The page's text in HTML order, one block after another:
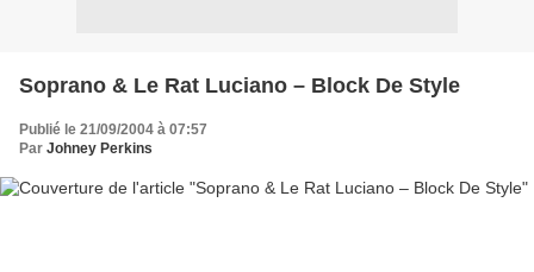
Soprano & Le Rat Luciano – Block De Style
Publié le 21/09/2004 à 07:57
Par Johney Perkins